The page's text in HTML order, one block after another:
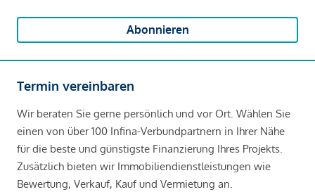
Abonnieren
Termin vereinbaren
Wir beraten Sie gerne persönlich und vor Ort. Wählen Sie
einen von über 100 Infina-Verbundpartnern in Ihrer Nähe
für die beste und günstigste Finanzierung Ihres Projekts.
Zusätzlich bieten wir Immobiliendienstleistungen wie
Bewertung, Verkauf, Kauf und Vermietung an.